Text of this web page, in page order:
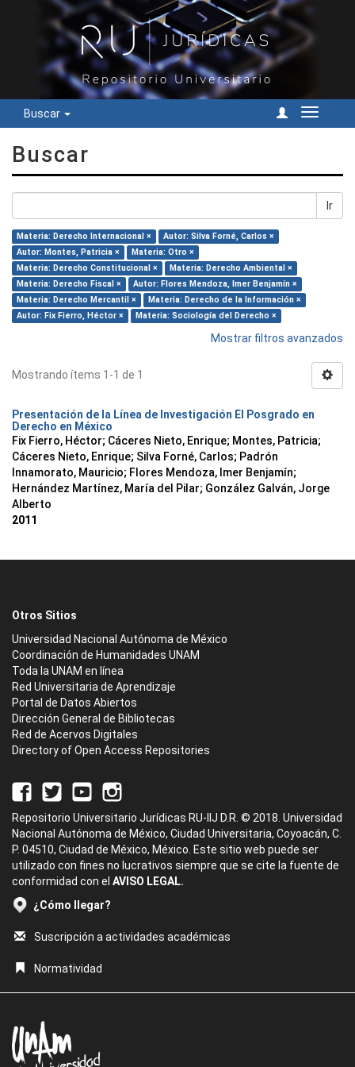
Buscar
Cambiar
Buscar
Ir
Materia: Derecho Internacional ×
Autor: Silva Forné, Carlos ×
Autor: Montes, Patricia ×
Materia: Otro ×
Materia: Derecho Constitucional ×
Materia: Derecho Ambiental ×
Materia: Derecho Fiscal ×
Autor: Flores Mendoza, Imer Benjamín ×
Materia: Derecho Mercantil ×
Materia: Derecho de la Información ×
Autor: Fix Fierro, Héctor ×
Materia: Sociología del Derecho ×
Mostrar filtros avanzados
Mostrando ítems 1-1 de 1
Presentación de la Línea de Investigación El Posgrado en
Derecho en México
Fix Fierro, Héctor; Cáceres Nieto, Enrique; Montes, Patricia;
Cáceres Nieto, Enrique; Silva Forné, Carlos; Padrón
Innamorato, Mauricio; Flores Mendoza, Imer Benjamín;
Hernández Martínez, María del Pilar; González Galván, Jorge
Alberto
2011
Otros Sitios
Universidad Nacional Autónoma de México
Coordinación de Humanidades UNAM
Toda la UNAM en línea
Red Universitaria de Aprendizaje
Portal de Datos Abiertos
Dirección General de Bibliotecas
Red de Acervos Digitales
Directory of Open Access Repositories
Repositorio Universitario Jurídicas RU-IIJ D.R. © 2018. Universidad
Nacional Autónoma de México, Ciudad Universitaria, Coyoacán, C.
P. 04510, Ciudad de México, México. Este sitio web puede ser
utilizado con fines no lucrativos siempre que se cite la fuente de
conformidad con el AVISO LEGAL.
¿Cómo llegar?
Suscripción a actividades académicas
Normatividad